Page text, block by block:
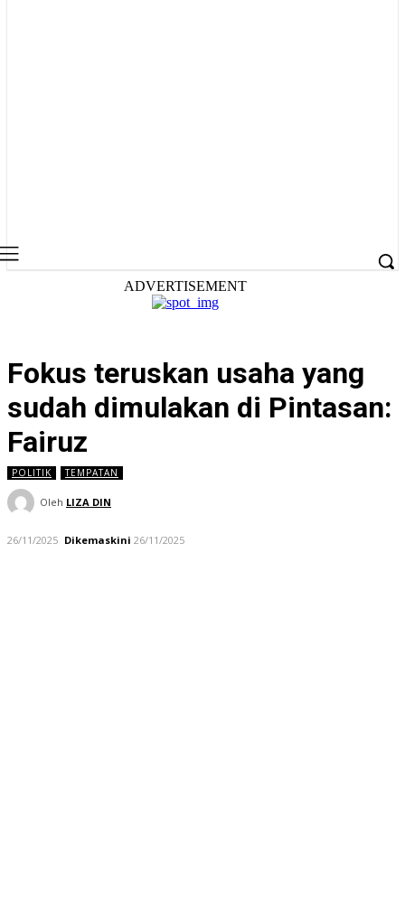
ADVERTISEMENT
Fokus teruskan usaha yang
sudah dimulakan di Pintasan:
Fairuz
POLITIK TEMPATAN
Oleh LIZA DIN
26/11/2025 Dikemaskini 26/11/2025